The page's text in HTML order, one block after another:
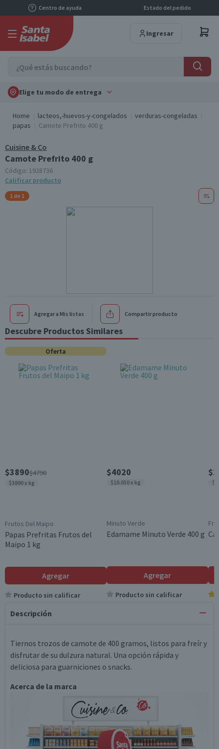
Centro de ayuda Estado del pedido
Ingresar
Elige tu modo de entrega
Home lacteos,-huevos-y-congelados
verduras-congeladas
papas
Camote Prefrito 400 g
Cuisine & Co
Camote Prefrito 400 g
Código: 1928736
Calificar producto
1 de 1
Agregar a Mis listas Compartir producto
Descubre Productos Similares
Oferta
$3890$4790
$3890 x kg
Frutos Del Maipo
Papas Prefritas Frutos del
Maipo 1 kg
Agregar
Producto sin calificar
$4020
$10.050 x kg
Minuto Verde
Edamame Minuto Verde 400 g
Agregar
Producto sin calificar
Descripción
Tiernos trozos de camote de 400 gramos, listos para freír y
disfrutar de su dulzura natural. Una opción rápida y
deliciosa para guarniciones o snacks.
Acerca de la marca